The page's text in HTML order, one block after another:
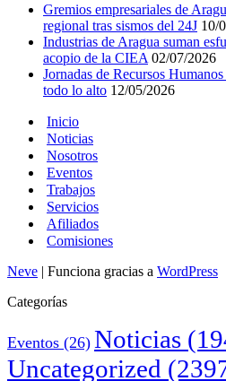
Gremios empresariales de
regional tras sismos del 24J 10/
Industrias de Aragua suman
acopio de la CIEA 02/07/2026
Jornadas de Recursos
todo lo alto 12/05/2026
Inicio
Noticias
Nosotros
Eventos
Trabajos
Servicios
Afiliados
Comisiones
Neve | Funciona gracias a WordPress
Categorías
Eventos (26) Noticias
Uncategorized